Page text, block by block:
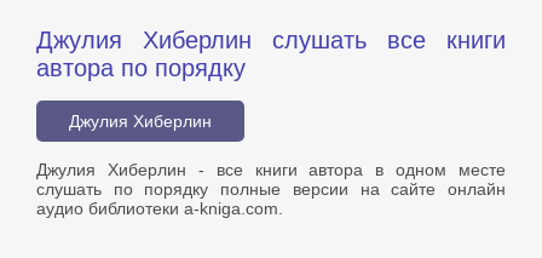
Джулия Хиберлин слушать все книги
автора по порядку
Джулия Хиберлин
Джулия Хиберлин - все книги автора в одном месте
слушать по порядку полные версии на сайте онлайн
аудио библиотеки a-kniga.com.